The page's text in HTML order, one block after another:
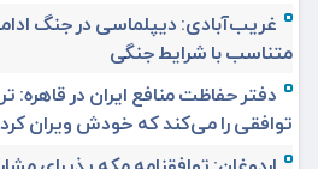
غریب‌آبادی: دیپلماسی در جنگ ادامه
متناسب با شرایط جنگی
دفتر حفاظت منافع ایران در قاهره:
توافقی را می‌کند که خودش ویران کرد